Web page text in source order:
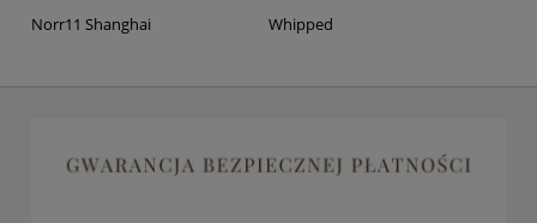
Norr11 Shanghai
Whipped